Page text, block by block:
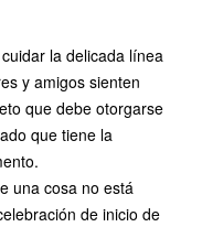
la delicada línea
y amigos sienten
que debe otorgarse
que tiene la
una cosa no está
de inicio de